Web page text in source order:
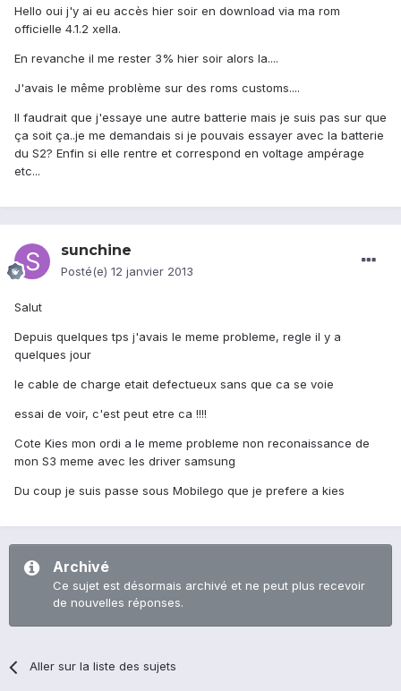
Hello oui j'y ai eu accès hier soir en download via ma rom
officielle 4.1.2 xella.
En revanche il me rester 3% hier soir alors la....
J'avais le même problème sur des roms customs....
Il faudrait que j'essaye une autre batterie mais je suis pas sur que
ça soit ça..je me demandais si je pouvais essayer avec la batterie
du S2? Enfin si elle rentre et correspond en voltage ampérage
etc...
sunchine
Posté(e) 12 janvier 2013
Salut
Depuis quelques tps j'avais le meme probleme, regle il y a
quelques jour
le cable de charge etait defectueux sans que ca se voie
essai de voir, c'est peut etre ca !!!!
Cote Kies mon ordi a le meme probleme non reconaissance de
mon S3 meme avec les driver samsung
Du coup je suis passe sous Mobilego que je prefere a kies
Archivé
Ce sujet est désormais archivé et ne peut plus recevoir
de nouvelles réponses.
Aller sur la liste des sujets